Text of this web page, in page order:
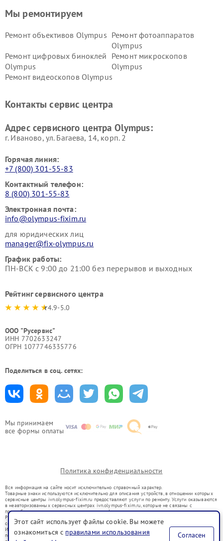
Мы принимаем
все формы оплаты
Мы ремонтируем
Ремонт объективов Olympus Ремонт фотоаппаратов
Olympus
Ремонт цифровых биноклей
Olympus
Ремонт микроскопов
Olympus
Ремонт видеоскопов Olympus
Контакты сервис центра
Адрес сервисного центра Olympus:
г. Иваново, ул. Багаева, 14, корп. 2
Горячая линия:
+7 (800) 301-55-83
Контактный телефон:
8 (800) 301-55-83
Электронная почта:
info@olympus-fixim.ru
для юридических лиц
manager@fix-olympus.ru
График работы:
ПН-ВСК с 9:00 до 21:00 без перерывов и выходных
Рейтинг сервисного центра
4.9-5.0
ООО "Русервис"
ИНН 7702633247
ОГРН 1077746335776
Поделиться в соц. сетях:
Политика конфиденциальности
Вся информация на сайте носит исключительно справочный характер.
Товарные знаки используются исключительно для описания устройств, в отношении которых
сервисные центры ivn.olympus-fixim.ru предоставляют услуги по ремонту. Услуги оказываются
в неавторизованных сервисных центрах ivn.olympus-fixim.ru, которые не связаны с
правообладателями товарных знаков или их официальными представителями.
Ремонт осуществляется для устройств, уже введенных в гражданский оборот в соответствии
со статьей 1487 ГК РФ.
Использование товарных знаков не преследует цели индивидуализации услуг или введения
потребителей в заблуждение, а служит для информирования о предоставляемых услугах по
Этот сайт использует файлы cookie. Вы можете
ознакомиться с правилами использования
Согласен